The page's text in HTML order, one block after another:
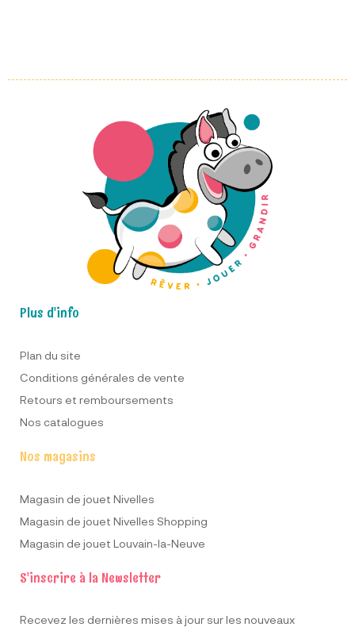
Plus d'info
Plan du site
Conditions générales de vente
Retours et remboursements
Nos catalogues
Nos magasins
Magasin de jouet Nivelles
Magasin de jouet Nivelles Shopping
Magasin de jouet Louvain-la-Neuve
S'inscrire à la Newsletter
Recevez les dernières mises à jour sur les nouveaux